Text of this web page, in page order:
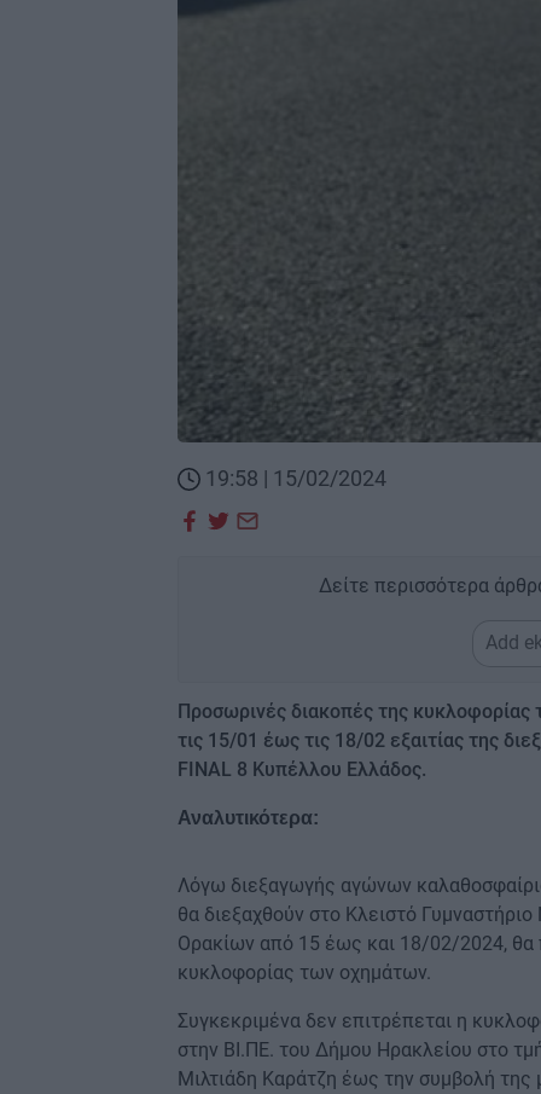
19:58 | 15/02/2024
Δείτε περισσότερα
Add
Προσωρινές διακοπές της
τις 15/01 έως τις 18/02 εξαιτίας της
FINAL 8 Κυπέλλου Ελλάδος.
Αναλυτικότερα:
Λόγω διεξαγωγής αγώνων
θα διεξαχθούν στο Κλειστό
Ορακίων από 15 έως και 18/02/2024, θα
κυκλοφορίας των οχημάτων.
Συγκεκριμένα δεν επιτρέπεται η
στην ΒΙ.ΠΕ. του Δήμου Ηρακλείου στο
Μιλτιάδη Καράτζη έως την συμβολή της